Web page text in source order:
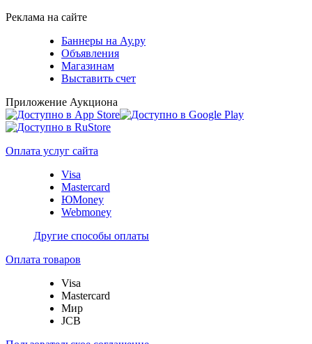
Реклама на сайте
Баннеры на Ау.ру
Объявления
Магазинам
Выставить счет
Приложение Аукциона
Оплата услуг сайта
Visa
Mastercard
ЮMoney
Webmoney
Другие способы оплаты
Оплата товаров
Visa
Mastercard
Мир
JCB